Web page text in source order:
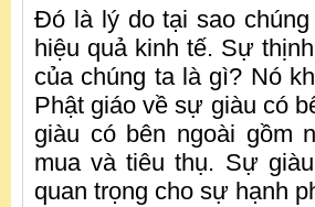
Đó là lý do tại sao
hiệu quả kinh tế. Sự
của chúng ta là gì? Nó
Phật giáo về sự giàu có
giàu có bên ngoài gồm
mua và tiêu thụ. Sự
quan trọng cho sự hạnh